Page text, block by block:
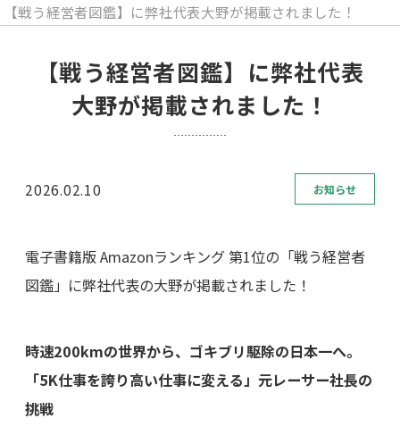
【戦う経営者図鑑】に弊社代表大野が掲載されました！
【戦う経営者図鑑】に弊社代表
大野が掲載されました！
2026.02.10 お知らせ
電子書籍版 Amazonランキング 第1位の「戦う経営者
図鑑」に弊社代表の大野が掲載されました！
時速200kmの世界から、ゴキブリ駆除の日本一へ。
「5K仕事を誇り高い仕事に変える」元レーサー社長の
挑戦